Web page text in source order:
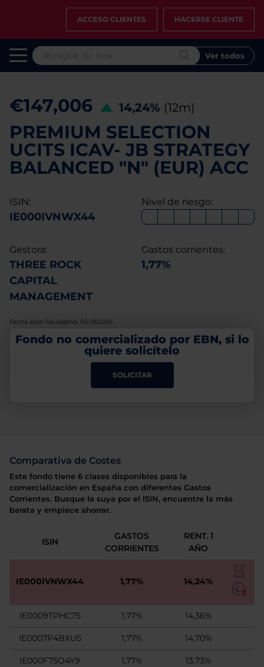
ACCESO CLIENTES HACERSE CLIENTE
Ver todos
€147,006 14,24% (12m)
PREMIUM SELECTION
UCITS ICAV- JB STRATEGY
BALANCED "N" (EUR) ACC
ISIN:
IE000IVNWX44
Nivel de riesgo:
Gestora:
THREE ROCK
CAPITAL
MANAGEMENT
Gastos corrientes:
1,77%
Fecha valor liquidativo: 05.08.2026
Fondo no comercializado por EBN, si lo
quiere solicítelo
SOLICITAR
Comparativa de Costes
Este fondo tiene 6 clases disponibles para la
comercialización en España con diferentes Gastos
Corrientes. Busque la suya por el ISIN, encuentre la más
barata y empiece ahorrar.
ISIN
GASTOS
CORRIENTES
RENT. 1
AÑO
IE000IVNWX44 1,77% 14,24%
IE0009TPHC75 1,77% 14,36%
IE0007P4BXU5 1,77% 14,70%
IE000F75O4Y9 1,77% 13,73%